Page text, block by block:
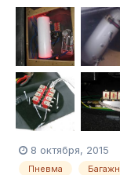
влагоотделитель
8 октября, 2015
Пневма